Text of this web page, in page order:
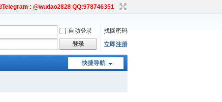
Telegram : @wudao2828 QQ:978746351
自动登录
找回密码
登录 立即注册
快捷导航